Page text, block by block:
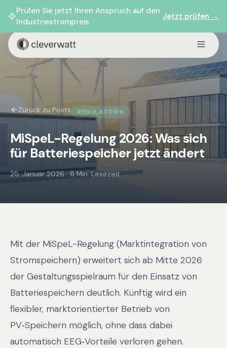
Prüfen Sie jetzt Ihren Anspruch auf den
Industriestrompreis
Jetzt prüfen →
Zurück zu Posts REGULATORIK
MiSpeL-Regelung 2026: Was sich
für Batteriespeicher jetzt ändert
25. Januar 2026·6 Min. Lesezeit
Mit der MiSpeL-Regelung (Marktintegration von
Stromspeichern) erweitert sich ab Mitte 2026
der Gestaltungsspielraum für den Einsatz von
Batteriespeichern deutlich. Künftig wird ein
flexibler, marktorientierter Betrieb von
PV‑Speichern möglich, ohne dass dabei
automatisch EEG‑Vorteile verloren gehen.